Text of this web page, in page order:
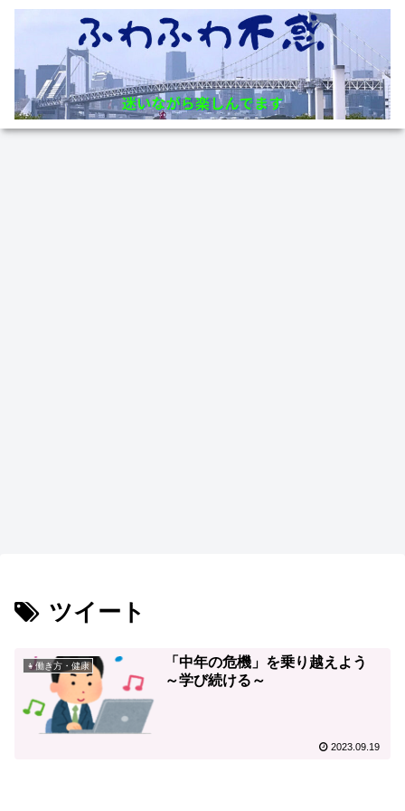
ツイート
👧働き方・健康
「中年の危機」を乗り越えよう
～学び続ける～
2023.09.19